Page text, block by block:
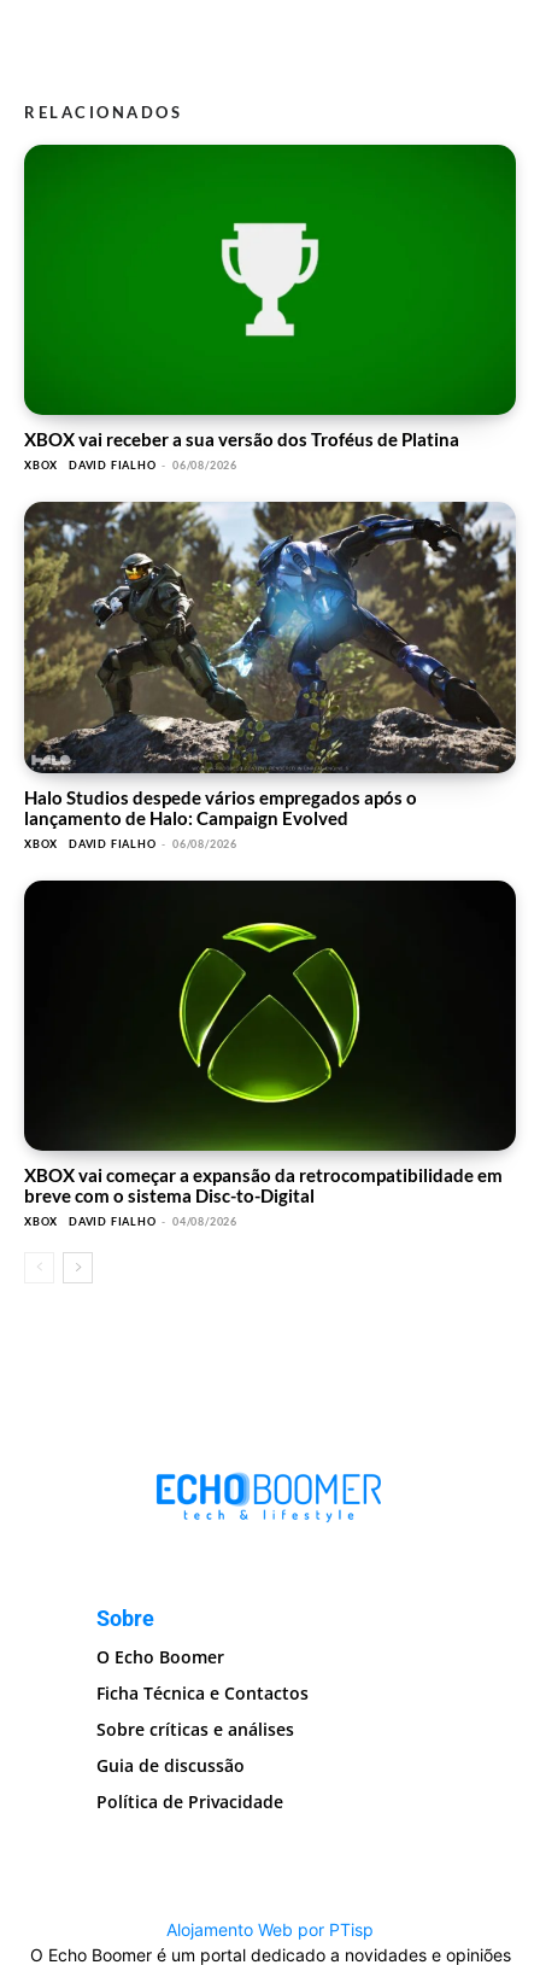
RELACIONADOS
XBOX vai receber a sua versão dos Troféus de Platina
XBOX DAVID FIALHO - 06/08/2026
Halo Studios despede vários empregados após o
lançamento de Halo: Campaign Evolved
XBOX DAVID FIALHO - 06/08/2026
XBOX vai começar a expansão da retrocompatibilidade em
breve com o sistema Disc-to-Digital
XBOX DAVID FIALHO - 04/08/2026
Sobre
O Echo Boomer
Ficha Técnica e Contactos
Sobre críticas e análises
Guia de discussão
Política de Privacidade
Alojamento Web por PTisp
O Echo Boomer é um portal dedicado a novidades e opiniões